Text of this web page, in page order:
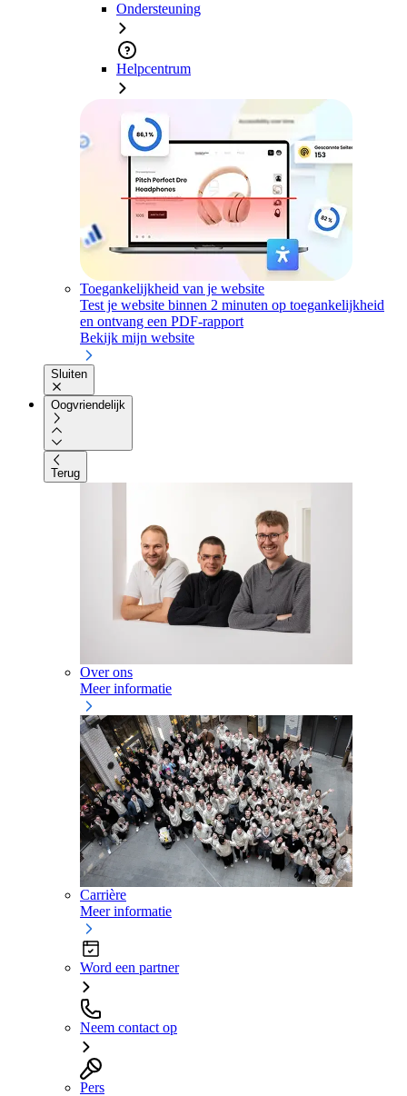
Ondersteuning
Helpcentrum
Toegankelijkheid van je website
Test je website binnen 2 minuten op toegankelijkheid
en ontvang een PDF-rapport
Bekijk mijn website
Sluiten
Oogvriendelijk
Terug
Over ons
Meer informatie
Carrière
Meer informatie
Word een partner
Neem contact op
Pers